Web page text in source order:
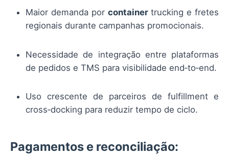
Maior demanda por containertrucking e fretes
regionais durante campanhas promocionais.
Necessidade de integração entre plataformas
de pedidos e TMS para visibilidade end‑to‑end.
Uso crescente de parceiros de fulfillment e
cross‑docking para reduzir tempo de ciclo.
Pagamentos e reconciliação: